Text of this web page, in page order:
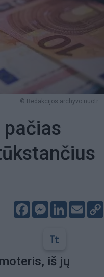
© Redakcijos archyvo nuotr.
FacebookMessenger
LinkedIn
Email
iš jų